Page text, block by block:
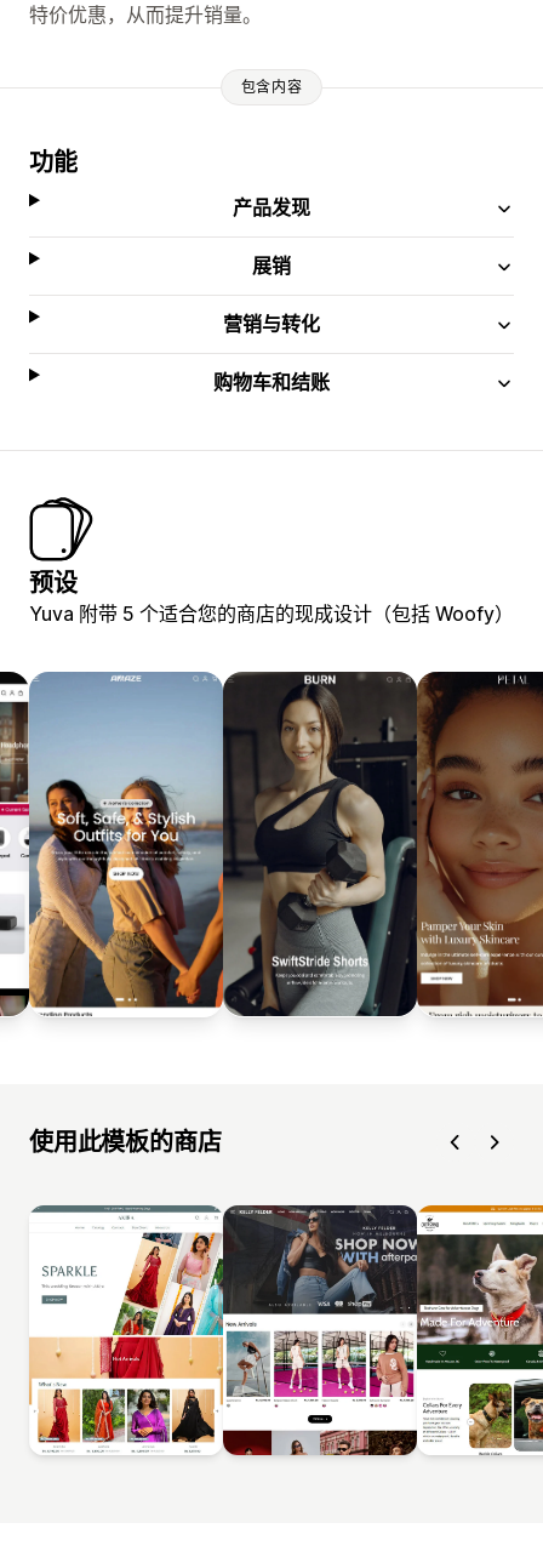
特价优惠，从而提升销量。
包含内容
功能
产品发现
展销
营销与转化
购物车和结账
预设
Yuva 附带 5 个适合您的商店的现成设计（包括 Woofy）
使用此模板的商店